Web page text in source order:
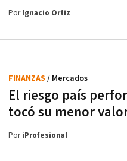
PorIgnacio Ortiz
El riesgo país
tocó su menor
FINANZAS / Mercados
PoriProfesional